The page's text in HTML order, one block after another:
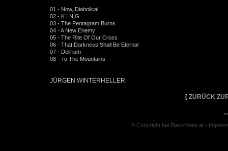
01 - Now, Diabolical
02 - K.I.N.G
03 - The Pentagram Burns
04 - A New Enemy
05 - The Rite Of Our Cross
06 - That Darkness Shall Be Eternal
07 - Delirium
08 - To The Mountains
JÜRGEN WINTERHELLER
[ ZURÜCK
© Copyright bei BlackMetal.at -